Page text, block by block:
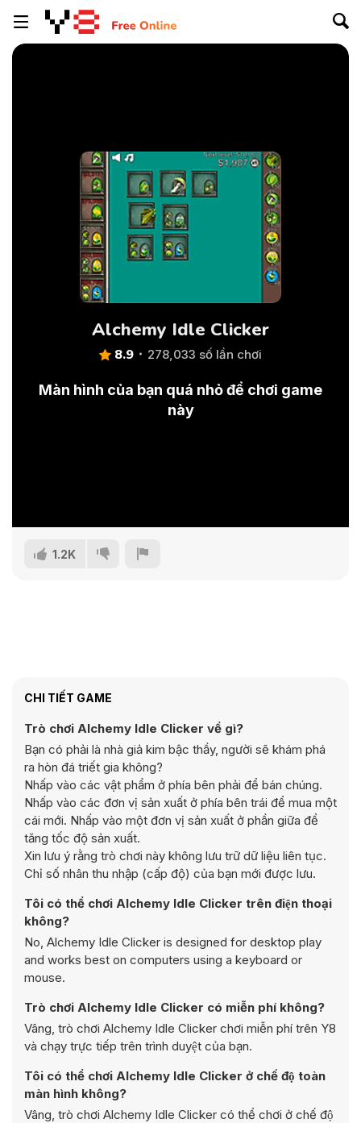
Alchemy Idle Clicker
8.9 278,033 số lần chơi
Màn hình của bạn quá nhỏ để chơi game
này
1.2K
CHI TIẾT GAME
Trò chơi Alchemy Idle Clicker về gì?
Bạn có phải là nhà giả kim bậc thầy, người sẽ khám phá
ra hòn đá triết gia không?
Nhấp vào các vật phẩm ở phía bên phải để bán chúng.
Nhấp vào các đơn vị sản xuất ở phía bên trái để mua một
cái mới. Nhấp vào một đơn vị sản xuất ở phần giữa để
tăng tốc độ sản xuất.
Xin lưu ý rằng trò chơi này không lưu trữ dữ liệu liên tục.
Chỉ số nhân thu nhập (cấp độ) của bạn mới được lưu.
Tôi có thể chơi Alchemy Idle Clicker trên điện thoại
không?
No, Alchemy Idle Clicker is designed for desktop play
and works best on computers using a keyboard or
mouse.
Trò chơi Alchemy Idle Clicker có miễn phí không?
Vâng, trò chơi Alchemy Idle Clicker chơi miễn phí trên Y8
và chạy trực tiếp trên trình duyệt của bạn.
Tôi có thể chơi Alchemy Idle Clicker ở chế độ toàn
màn hình không?
Vâng, trò chơi Alchemy Idle Clicker có thể chơi ở chế độ